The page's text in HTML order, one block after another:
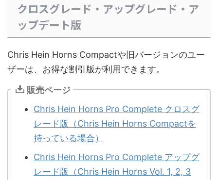
クロスグレード・アップグレード・ア
ップデート版
Chris Hein Horns Compactや旧バージョンのユー
ザーは、お得な割引版が利用できます。
販売ページ
Chris Hein Horns Pro Complete クロスグ
レード版（Chris Hein Horns Compactを
持っている場合）
Chris Hein Horns Pro Complete アップグ
レード版（Chris Hein Horns Vol. 1, 2, 3